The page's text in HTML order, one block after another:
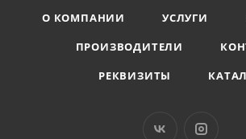
О КОМПАНИИ УСЛУГИ
ПРОИЗВОДИТЕЛИ
РЕКВИЗИТЫ